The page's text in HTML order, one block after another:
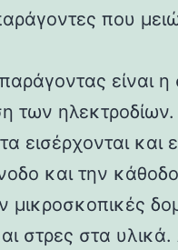
που
είναι η
των
εισέρχονται και
και την
μικροσκοπικές
στρες στα υλικά.